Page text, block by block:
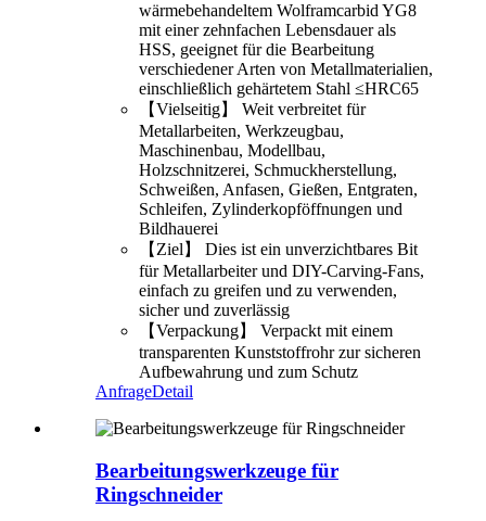
wärmebehandeltem Wolframcarbid YG8
mit einer zehnfachen Lebensdauer als
HSS, geeignet für die Bearbeitung
verschiedener Arten von Metallmaterialien,
einschließlich gehärtetem Stahl ≤HRC65
【Vielseitig】 Weit verbreitet für
Metallarbeiten, Werkzeugbau,
Maschinenbau, Modellbau,
Holzschnitzerei, Schmuckherstellung,
Schweißen, Anfasen, Gießen, Entgraten,
Schleifen, Zylinderkopföffnungen und
Bildhauerei
【Ziel】 Dies ist ein unverzichtbares Bit
für Metallarbeiter und DIY-Carving-Fans,
einfach zu greifen und zu verwenden,
sicher und zuverlässig
【Verpackung】 Verpackt mit einem
transparenten Kunststoffrohr zur sicheren
Aufbewahrung und zum Schutz
AnfrageDetail
Bearbeitungswerkzeuge für
Ringschneider